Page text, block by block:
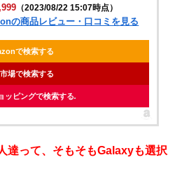
（2023/08/22 15:07時点）
の商品レビュー・口コミを見る
で検索する
場で検索する
ッピングで検索する
達って、そもそもGalaxyも選択